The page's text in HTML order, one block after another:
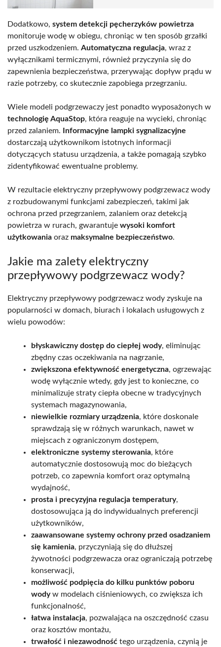
Dodatkowo, system detekcji pęcherzyków powietrza
monitoruje wodę w obiegu, chroniąc w ten sposób grzałki
przed uszkodzeniem. Automatyczna regulacja, wraz z
wyłącznikami termicznymi, również przyczynia się do
zapewnienia bezpieczeństwa, przerywając dopływ prądu w
razie potrzeby, co skutecznie zapobiega przegrzaniu.
Wiele modeli podgrzewaczy jest ponadto wyposażonych w
technologię AquaStop, która reaguje na wycieki, chroniąc
przed zalaniem.
Informacyjne lampki sygnalizacyjne
dostarczają użytkownikom istotnych informacji
dotyczących statusu urządzenia, a także pomagają szybko
zidentyfikować ewentualne problemy.
W rezultacie elektryczny przepływowy podgrzewacz wody
z rozbudowanymi funkcjami zabezpieczeń, takimi jak
ochrona przed przegrzaniem, zalaniem oraz detekcją
powietrza w rurach, gwarantuje wysoki komfort
użytkowania oraz maksymalne bezpieczeństwo.
Jakie ma zalety elektryczny
przepływowy podgrzewacz wody?
Elektryczny przepływowy podgrzewacz wody zyskuje na
popularności w domach, biurach i lokalach usługowych z
wielu powodów:
błyskawiczny dostęp do ciepłej wody, eliminując
zbędny czas oczekiwania na nagrzanie,
zwiększona efektywność energetyczna, ogrzewając
wodę wyłącznie wtedy, gdy jest to konieczne, co
minimalizuje straty ciepła obecne w tradycyjnych
systemach magazynowania,
niewielkie rozmiary urządzenia, które doskonale
sprawdzają się w różnych warunkach, nawet w
miejscach z ograniczonym dostępem,
elektroniczne systemy sterowania, które
automatycznie dostosowują moc do bieżących
potrzeb, co zapewnia komfort oraz optymalną
wydajność,
prosta i precyzyjna regulacja temperatury,
dostosowująca ją do indywidualnych preferencji
użytkowników,
zaawansowane systemy ochrony przed osadzaniem
się kamienia, przyczyniają się do dłuższej
żywotności podgrzewacza oraz ograniczają potrzebę
konserwacji,
możliwość podpięcia do kilku punktów poboru
wodyw modelach ciśnieniowych, co zwiększa ich
funkcjonalność,
łatwa instalacja, pozwalająca na oszczędność czasu
oraz kosztów montażu,
trwałość i niezawodność tego urządzenia, czynią je